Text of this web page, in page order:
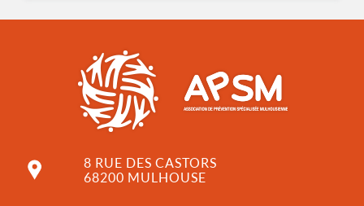
8 RUE DES CASTORS
68200 MULHOUSE